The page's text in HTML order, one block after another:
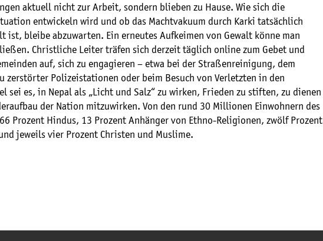
aktuell nicht zur Arbeit, sondern blieben zu Hause. Wie sich die
entwickeln wird und ob das Machtvakuum durch Karki tatsächlich
ist, bleibe abzuwarten. Ein erneutes Aufkeimen von Gewalt könne man
Christliche Leiter träfen sich derzeit täglich online zum Gebet und
auf, sich zu engagieren – etwa bei der Straßenreinigung, dem
zerstörter Polizeistationen oder beim Besuch von Verletzten in den
sei es, in Nepal als „Licht und Salz“ zu wirken, Frieden zu stiften, zu dienen
der Nation mitzuwirken. Von den rund 30 Millionen Einwohnern des
Prozent Hindus, 13 Prozent Anhänger von Ethno-Religionen, zwölf Prozent
jeweils vier Prozent Christen und Muslime.